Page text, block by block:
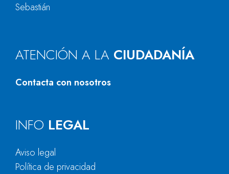
Sebastián
ATENCIÓN A LA CIUDADANÍA
Contacta con nosotros
INFO LEGAL
Aviso legal
Política de privacidad